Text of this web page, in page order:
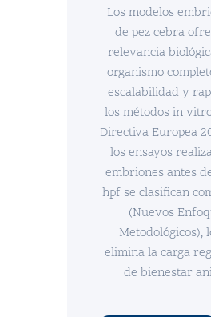
Los modelos
de pez cebra
relevancia
organismo
escalabilidad y
los métodos in
Directiva Europea
los ensayos
embriones antes
hpf se clasifican
(Nuevos
Metodológicos),
elimina la carga
de bienestar